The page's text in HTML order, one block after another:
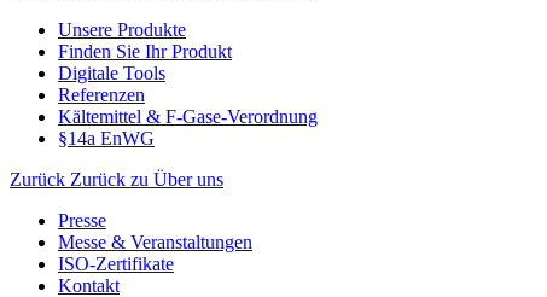
Unsere Produkte
Finden Sie Ihr Produkt
Digitale Tools
Referenzen
Kältemittel & F-Gase-Verordnung
§14a EnWG
Zurück Zurück zu Über uns
Presse
Messe & Veranstaltungen
ISO-Zertifikate
Kontakt